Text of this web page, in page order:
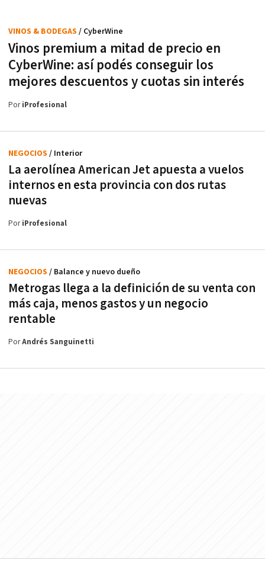
Vinos premium a mitad de precio en
CyberWine: así podés conseguir los
mejores descuentos y cuotas sin interés
VINOS & BODEGAS / CyberWine
PoriProfesional
La aerolínea American Jet apuesta a vuelos
internos en esta provincia con dos rutas
nuevas
NEGOCIOS / Interior
PoriProfesional
Metrogas llega a la definición de su venta con
más caja, menos gastos y un negocio
rentable
NEGOCIOS / Balance y nuevo dueño
PorAndrés Sanguinetti